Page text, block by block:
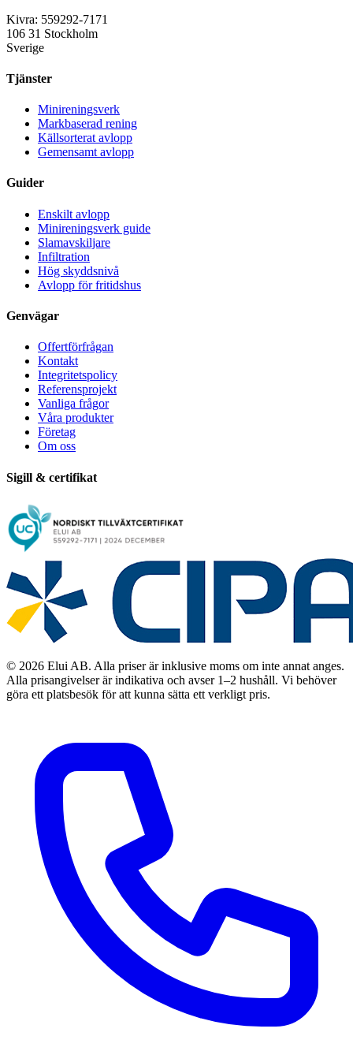
Kivra: 559292-7171
106 31 Stockholm
Sverige
Tjänster
Minireningsverk
Markbaserad rening
Källsorterat avlopp
Gemensamt avlopp
Guider
Enskilt avlopp
Minireningsverk guide
Slamavskiljare
Infiltration
Hög skyddsnivå
Avlopp för fritidshus
Genvägar
Offertförfrågan
Kontakt
Integritetspolicy
Referensprojekt
Vanliga frågor
Våra produkter
Företag
Om oss
Sigill & certifikat
© 2026 Elui AB. Alla priser är inklusive moms om inte annat anges.
Alla prisangivelser är indikativa och avser 1–2 hushåll. Vi behöver
göra ett platsbesök för att kunna sätta ett verkligt pris.